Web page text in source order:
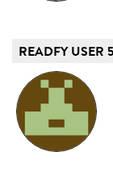
READFY USER